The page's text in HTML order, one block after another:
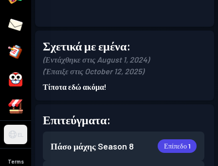
EL
Terms
Σχετικά με εμένα:
(Εντάχθηκε στις August 1, 2024)
(Έπαιξε στις October 12, 2025)
Τίποτα εδώ ακόμα!
Επιτεύγματα:
Πάσο μάχης Season 8 Επίπεδο 1